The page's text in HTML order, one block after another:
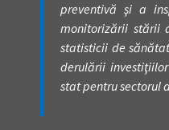
preventivă şi a
monitorizării stării
statisticii de
derulării
stat pentru sectorul